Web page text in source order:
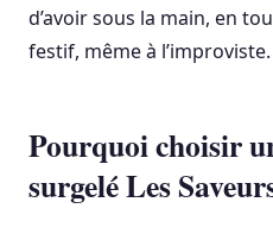
d’avoir sous la main, en
festif, même à l’improviste.
Pourquoi choisir
surgelé Les